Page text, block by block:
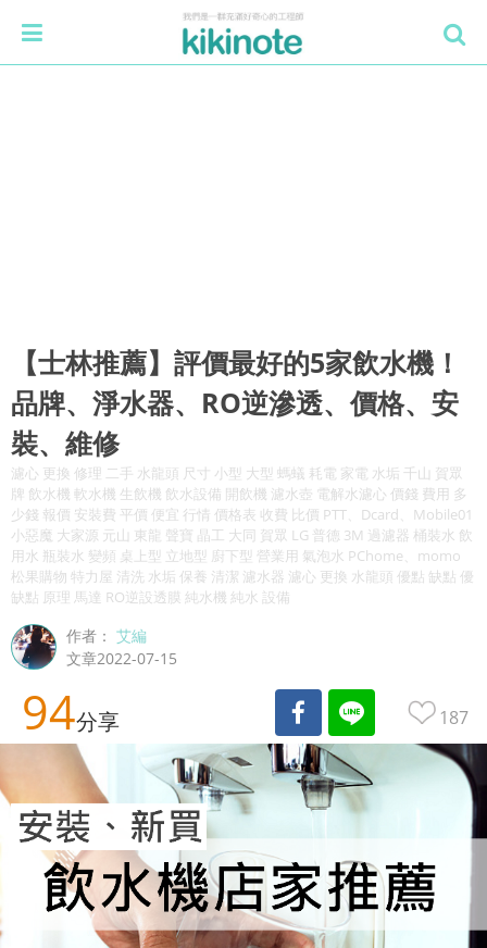
【士林推薦】評價最好的5家飲水機！
品牌、淨水器、RO逆滲透、價格、安
裝、維修
濾心 更換 修理 二手 水龍頭 尺寸 小型 大型 螞蟻 耗電 家電 水垢 千山 賀眾
牌 飲水機 軟水機 生飲機 飲水設備 開飲機 濾水壺 電解水濾心 價錢 費用 多
少錢 報價 安裝費 平價 便宜 行情 價格表 收費 比價 PTT、Dcard、Mobile01
小惡魔 大家源 元山 東龍 聲寶 晶工 大同 賀眾 LG 普德 3M 過濾器 桶裝水 飲
用水 瓶裝水 變頻 桌上型 立地型 廚下型 營業用 氣泡水 PChome、momo
松果購物 特力屋 清洗 水垢 保養 清潔 濾水器 濾心 更換 水龍頭 優點 缺點 優
缺點 原理 馬達 RO逆設透膜 純水機 純水 設備
作者：艾編
文章2022-07-15
94分享 187